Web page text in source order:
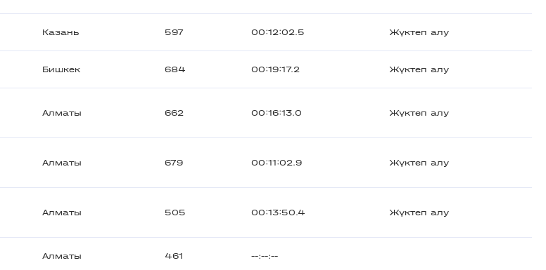
Казань 597 00:12:02.5 Жүктеп алу
Бишкек 684 00:19:17.2 Жүктеп алу
Алматы 662 00:16:13.0 Жүктеп алу
Алматы 679 00:11:02.9 Жүктеп алу
Алматы 505 00:13:50.4 Жүктеп алу
Алматы 461 --:--:--